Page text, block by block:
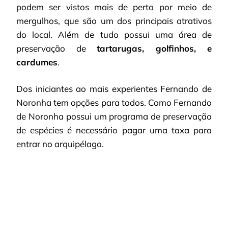
podem ser vistos mais de perto por meio de
mergulhos, que são um dos principais atrativos
do local. Além de tudo possui uma área de
preservação de tartarugas, golfinhos, e
cardumes.
Dos iniciantes ao mais experientes Fernando de
Noronha tem opções para todos. Como Fernando
de Noronha possui um programa de preservação
de espécies é necessário pagar uma taxa para
entrar no arquipélago.